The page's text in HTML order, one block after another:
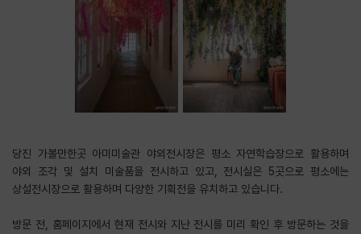
당진 가볼만한곳 아미미술관 야외전시장은 평소 자연학습장으로 활용하며
야외 조각 및 설치 미술품을 전시하고 있고, 전시실은 5곳으로 평소에는
상설전시장으로 활용하며 다양한 기획전을 유치하고 있습니다.
​방문 전, 홈페이지에서 현재 전시와 지난 전시를 미리 확인 후 방문하는 것을